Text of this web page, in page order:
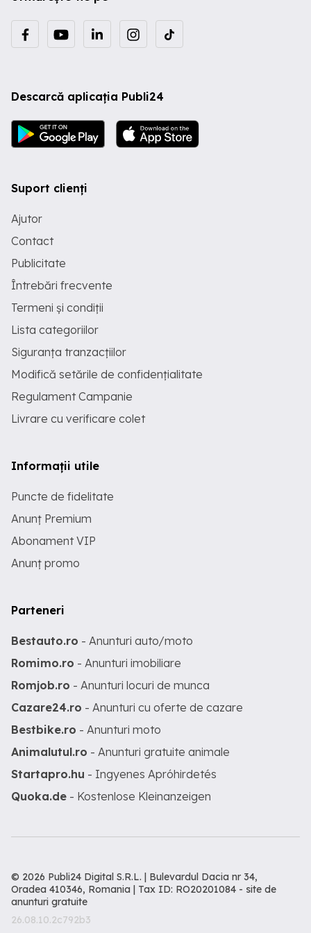
Descarcă aplicația Publi24
Suport clienți
Ajutor
Contact
Publicitate
Întrebări frecvente
Termeni și condiții
Lista categoriilor
Siguranța tranzacțiilor
Modifică setările de confidențialitate
Regulament Campanie
Livrare cu verificare colet
Informații utile
Puncte de fidelitate
Anunț Premium
Abonament VIP
Anunț promo
Parteneri
Bestauto.ro - Anunturi auto/moto
Romimo.ro - Anunturi imobiliare
Romjob.ro - Anunturi locuri de munca
Cazare24.ro - Anunturi cu oferte de cazare
Bestbike.ro - Anunturi moto
Animalutul.ro - Anunturi gratuite animale
Startapro.hu - Ingyenes Apróhirdetés
Quoka.de - Kostenlose Kleinanzeigen
© 2026 Publi24 Digital S.R.L. | Bulevardul Dacia nr 34,
Oradea 410346, Romania | Tax ID: RO20201084 - site de
anunturi gratuite
26.08.10.2c792b3